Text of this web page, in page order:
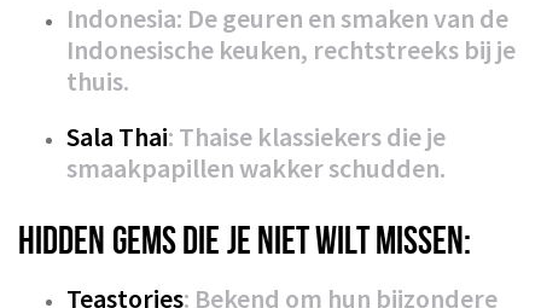
Indonesia: De geuren en smaken van de
Indonesische keuken, rechtstreeks bij je
thuis.
Sala Thai: Thaise klassiekers die je
smaakpapillen wakker schudden.
HIDDEN GEMS DIE JE NIET WILT MISSEN:
Teastories: Bekend om hun bijzondere